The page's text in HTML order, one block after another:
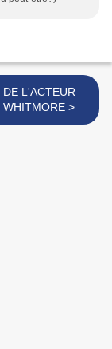
DE L'ACTEUR
JAMES WHITMORE >